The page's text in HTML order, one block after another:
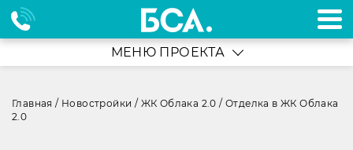
МЕНЮ ПРОЕКТА
Главная / Новостройки / ЖК Облака 2.0 /Отделка в ЖК Облака
2.0